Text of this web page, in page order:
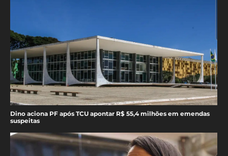
Dino aciona PF após TCU apontar R$ 55,4 milhões em emendas
suspeitas